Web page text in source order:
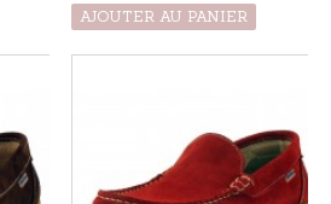
options
AJOUTER AU PANIER